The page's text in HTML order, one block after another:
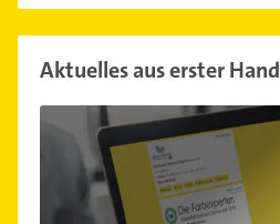
Aktuelles aus erster Hand